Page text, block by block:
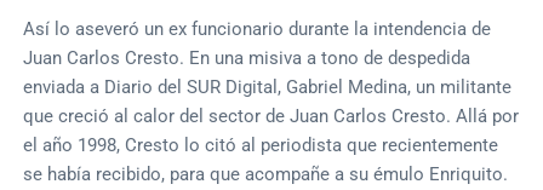
Así lo aseveró un ex funcionario durante la intendencia de
Juan Carlos Cresto. En una misiva a tono de despedida
enviada a Diario del SUR Digital, Gabriel Medina, un militante
que creció al calor del sector de Juan Carlos Cresto. Allá por
el año 1998, Cresto lo citó al periodista que recientemente
se había recibido, para que acompañe a su émulo Enriquito.